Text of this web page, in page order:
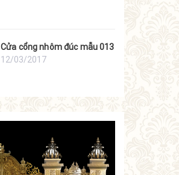
Cửa cổng nhôm đúc mẫu 013
12/03/2017